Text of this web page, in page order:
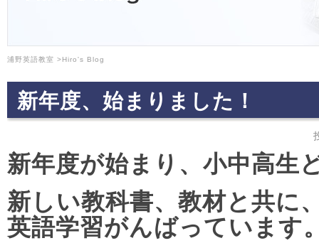
浦野英語教室 >Hiro's Blog
新年度、始まりました！
新年度が始まり、小中高生
新しい教科書、教材と共に
英語学習がんばっています